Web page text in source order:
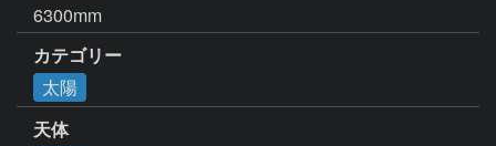
6300mm
カテゴリー
太陽
天体